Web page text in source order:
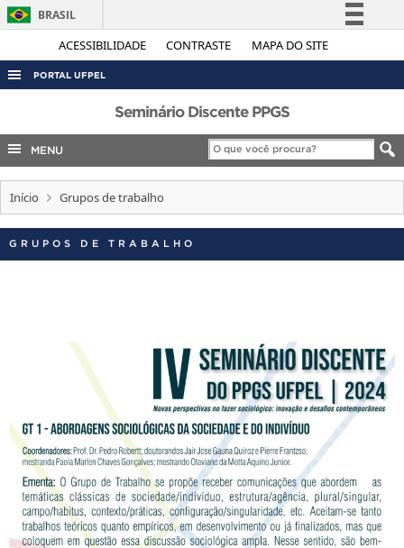
ACESSIBILIDADE CONTRASTE MAPA DO SITE
BRASIL
Simplifique!
Legislação
Canais
PORTAL UFPEL
ACESSO À INFORMAÇÃO
AUDITORIA
COBALTO
CONCURSOS
EDITAIS
INTERNACIONAL
TELEFONES
Seminário Discente PPGS
MENU
Início Grupos de trabalho
GRUPOS DE TRABALHO